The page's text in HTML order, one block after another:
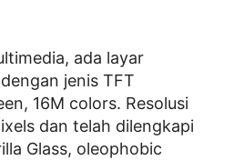
ada layar
jenis TFT
16M colors. Resolusi
dan telah dilengkapi
Glass, oleophobic